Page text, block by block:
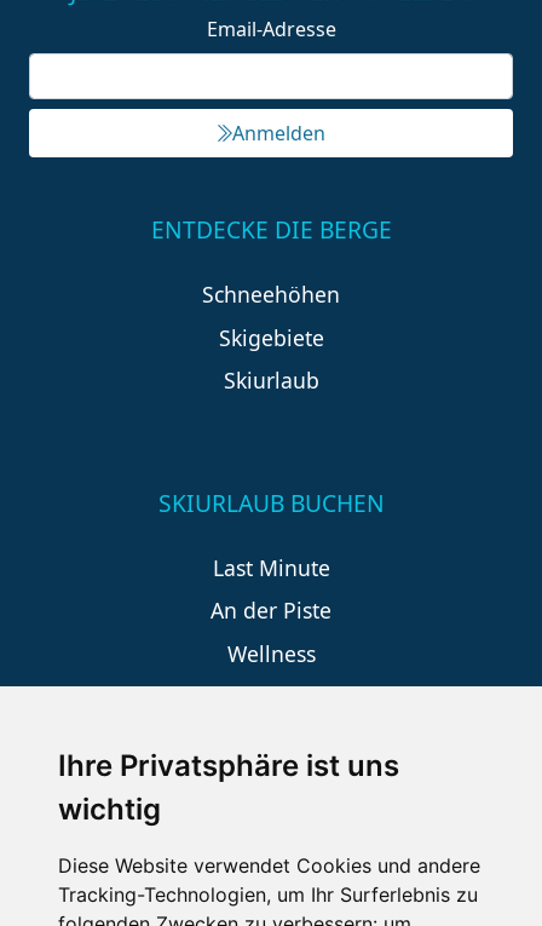
Ihre Privatsphäre ist uns
wichtig
Diese Website verwendet Cookies und andere
Tracking-Technologien, um Ihr Surferlebnis zu
Email-Adresse
Anmelden
ENTDECKE DIE BERGE
Schneehöhen
Skigebiete
Skiurlaub
SKIURLAUB BUCHEN
Last Minute
An der Piste
Wellness
SCHNEEHÖHEN SKI APP
Die Schneehoehen Ski APP für iOS und Android - Ein
Muss für alle Wintersportler und Schneefreaks!